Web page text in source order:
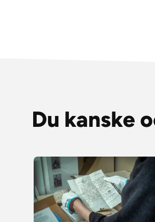
Du kanske